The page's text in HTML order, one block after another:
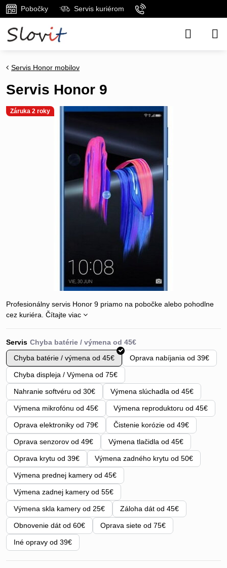
Pobočky Servis kuriérom
Záruka 2 roky
Servis Honor mobilov
Servis Honor 9
Profesionálny servis Honor 9 priamo na pobočke alebo pohodlne
cez kuriéra. Čítajte viac
Servis
Chyba batérie / výmena od 45€
Oprava nabíjania od 39€
Chyba displeja / Výmena od 75€
Nahranie softvéru od 30€ Výmena slúchadla od 45€
Výmena mikrofónu od 45€ Výmena reproduktoru od 45€
Oprava elektroniky od 79€ Čistenie korózie od 49€
Oprava senzorov od 49€ Výmena tlačidla od 45€
Oprava krytu od 39€ Výmena zadného krytu od 50€
Výmena prednej kamery od 45€
Výmena zadnej kamery od 55€
Výmena skla kamery od 25€ Záloha dát od 45€
Obnovenie dát od 60€ Oprava siete od 75€
Iné opravy od 39€